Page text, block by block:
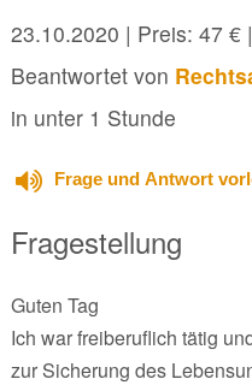
23.10.2020 | Preis: 47 € |
Beantwortet von
in unter 1 Stunde
Frage und Antwort
Fragestellung
Guten Tag
Ich war freiberuflich tätig
zur Sicherung des